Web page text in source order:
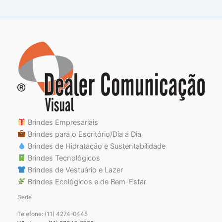
Brindes Empresariais
Brindes para o Escritório/Dia a Dia
Brindes de Hidratação e Sustentabilidade
Brindes Tecnológicos
Brindes de Vestuário e Lazer
Brindes Ecológicos e de Bem-Estar
Sede
Telefone: (11) 4274-0445